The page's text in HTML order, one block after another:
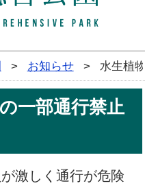
> お知らせ > 水生植
一部通行禁止
激しく通行が危険